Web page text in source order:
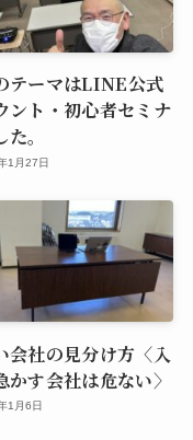
テーマはLINE公式
ント・初心者セミナ
。
1月27日
会社の見分け方〈入
かす会社は危ない〉
1月6日